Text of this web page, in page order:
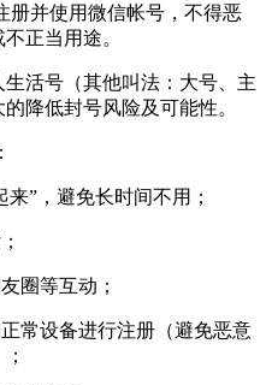
册并使用微信帐号，不得恶
正当用途。
活号（其他叫法：大号、主
降低封号风险及可能性。
”，避免长时间不用；
圈等互动；
常设备进行注册（避免恶意